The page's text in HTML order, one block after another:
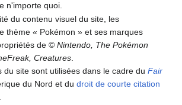
n'importe quoi.
du contenu visuel du site, les
thème « Pokémon » et ses marques
de ©Nintendo, The Pokémon
Creatures.
du site sont utilisées dans le cadre duFair
du Nord et dudroit de courte citation